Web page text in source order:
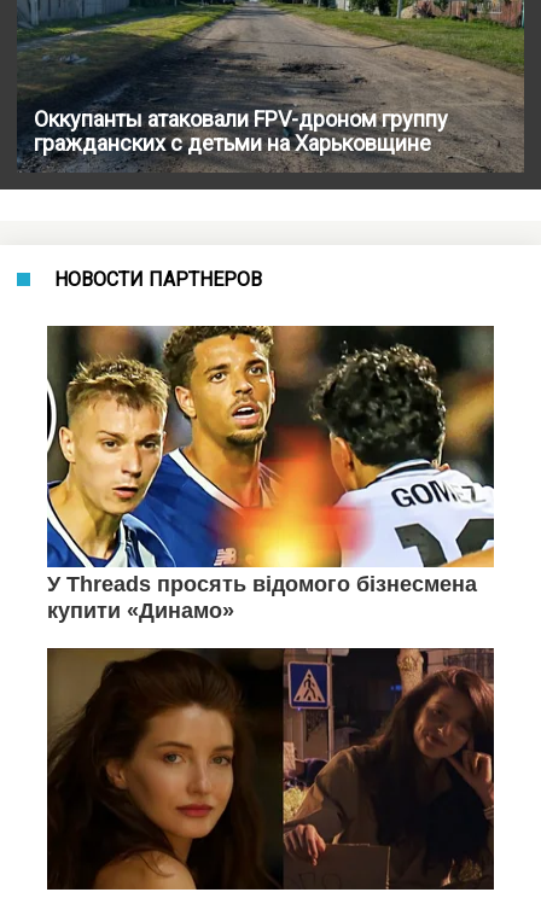
Оккупанты атаковали FPV-дроном группу
гражданских с детьми на Харьковщине
НОВОСТИ ПАРТНЕРОВ